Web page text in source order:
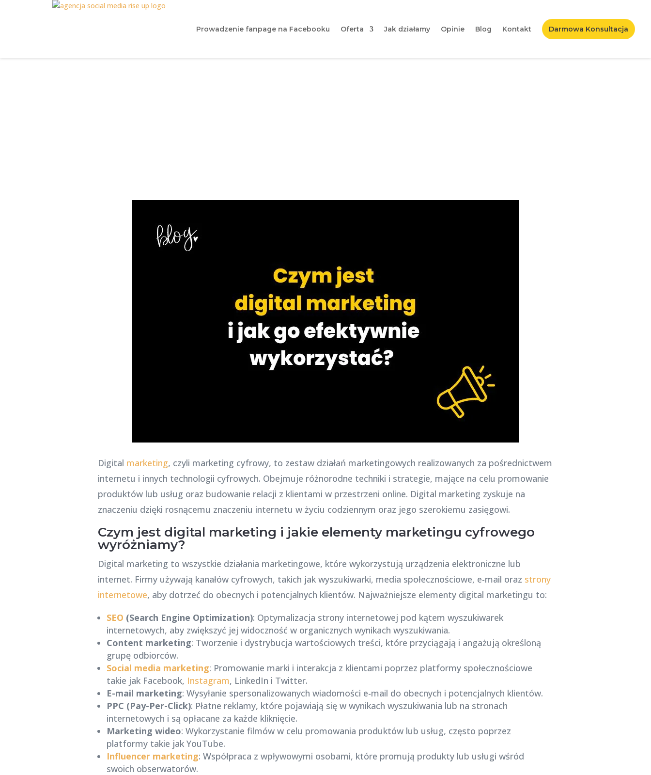
Prowadzenie fanpage na Facebooku Oferta Jak działamy Opinie Blog Kontakt Darmowa Konsultacja
Digital marketing, czyli marketing cyfrowy, to zestaw działań marketingowych realizowanych za pośrednictwem
internetu i innych technologii cyfrowych. Obejmuje różnorodne techniki i strategie, mające na celu promowanie
produktów lub usług oraz budowanie relacji z klientami w przestrzeni online. Digital marketing zyskuje na
znaczeniu dzięki rosnącemu znaczeniu internetu w życiu codziennym oraz jego szerokiemu zasięgowi.
Czym jest digital marketing i jakie elementy marketingu cyfrowego
wyróżniamy?
Digital marketing to wszystkie działania marketingowe, które wykorzystują urządzenia elektroniczne lub
internet. Firmy używają kanałów cyfrowych, takich jak wyszukiwarki, media społecznościowe, e-mail oraz strony
internetowe, aby dotrzeć do obecnych i potencjalnych klientów. Najważniejsze elementy digital marketingu to:
SEO (Search Engine Optimization): Optymalizacja strony internetowej pod kątem wyszukiwarek
internetowych, aby zwiększyć jej widoczność w organicznych wynikach wyszukiwania.
Content marketing: Tworzenie i dystrybucja wartościowych treści, które przyciągają i angażują określoną
grupę odbiorców.
Social media marketing: Promowanie marki i interakcja z klientami poprzez platformy społecznościowe
takie jak Facebook, Instagram, LinkedIn i Twitter.
E-mail marketing: Wysyłanie spersonalizowanych wiadomości e-mail do obecnych i potencjalnych klientów.
PPC (Pay-Per-Click): Płatne reklamy, które pojawiają się w wynikach wyszukiwania lub na stronach
internetowych i są opłacane za każde kliknięcie.
Marketing wideo: Wykorzystanie filmów w celu promowania produktów lub usług, często poprzez
platformy takie jak YouTube.
Influencer marketing: Współpraca z wpływowymi osobami, które promują produkty lub usługi wśród
swoich obserwatorów.